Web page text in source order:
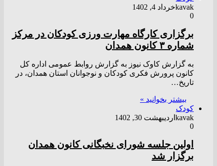
kavakخرداد 4, 1402
0
برگزاری کارگاه مهارت ورزی کودکان در مرکز
شماره ۳ کانون همدان
به گزارش کاوک نیوز به گزارش روابط عمومی اداره کل
کانون پرورش فکری کودکان و نوجوانان استان همدان، در
تاریخ…
بیشتر بخوانید »
کودک
kavak اردیبهشت 30, 1402
0
اولین جلسه شورای نخبگانی کانون همدان
برگزار شد